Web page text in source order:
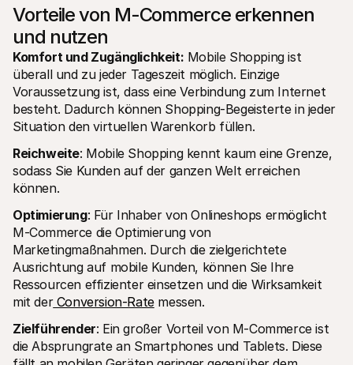
Vorteile von M-Commerce erkennen
und nutzen
Komfort und Zugänglichkeit: Mobile Shopping ist
überall und zu jeder Tageszeit möglich. Einzige
Voraussetzung ist, dass eine Verbindung zum Internet
besteht. Dadurch können Shopping-Begeisterte in jeder
Situation den virtuellen Warenkorb füllen.
Reichweite: Mobile Shopping kennt kaum eine Grenze,
sodass Sie Kunden auf der ganzen Welt erreichen
können.
Optimierung: Für Inhaber von Onlineshops ermöglicht
M-Commerce die Optimierung von
Marketingmaßnahmen. Durch die zielgerichtete
Ausrichtung auf mobile Kunden, können Sie Ihre
Ressourcen effizienter einsetzen und die Wirksamkeit
mit der Conversion-Rate messen.
Zielführender: Ein großer Vorteil von M-Commerce ist
die Absprungrate an Smartphones und Tablets. Diese